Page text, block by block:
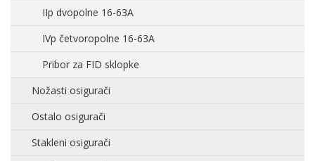
IIp dvopolne 16-63A
IVp četvoropolne 16-63A
Pribor za FID sklopke
Nožasti osigurači
Ostalo osigurači
Stakleni osigurači